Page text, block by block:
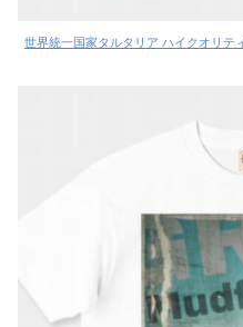
世界統一国家タルタリア ハイクオリ